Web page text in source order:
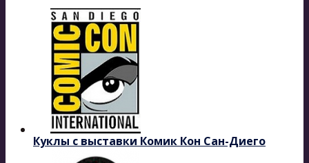
Куклы с выставки Комик Кон Сан-Диего